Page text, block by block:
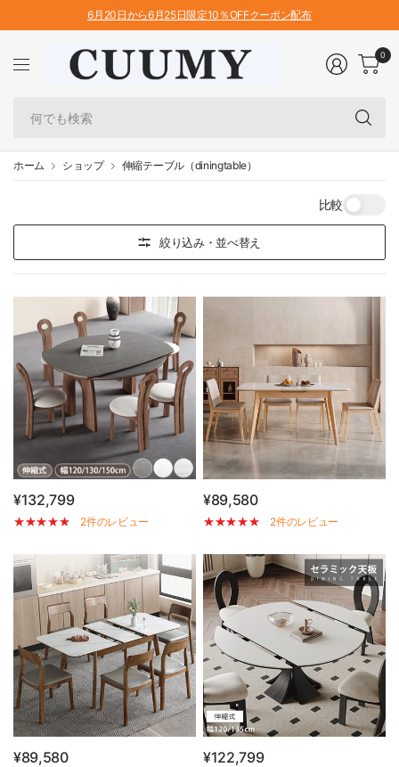
6月20日から6月25日限定10％OFFクーポン配布
0
ホーム ショップ 伸縮テーブル（diningtable）
比較
絞り込み・並べ替え
¥132,799
2件のレビュー
¥89,580
2件のレビュー
¥89,580 ¥122,799